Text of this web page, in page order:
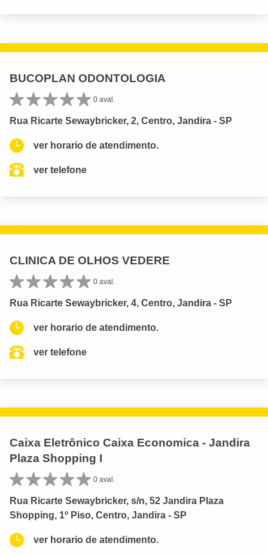
BUCOPLAN ODONTOLOGIA
0 aval.
Rua Ricarte Sewaybricker, 2, Centro, Jandira - SP
ver horario de atendimento.
ver telefone
CLINICA DE OLHOS VEDERE
0 aval.
Rua Ricarte Sewaybricker, 4, Centro, Jandira - SP
ver horario de atendimento.
ver telefone
Caixa Eletrônico Caixa Economica - Jandira
Plaza Shopping I
0 aval.
Rua Ricarte Sewaybricker, s/n, 52 Jandira Plaza
Shopping, 1º Piso, Centro, Jandira - SP
ver horario de atendimento.